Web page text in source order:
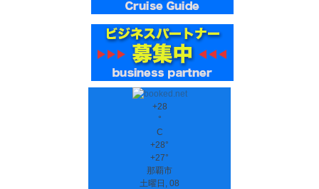
+28
°
C
+28°
+27°
那覇市
土曜日, 08